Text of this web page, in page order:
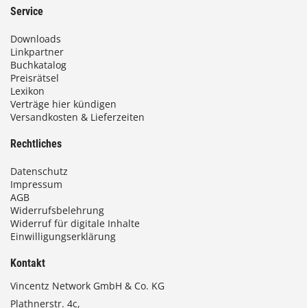
Service
Downloads
Linkpartner
Buchkatalog
Preisrätsel
Lexikon
Verträge hier kündigen
Versandkosten & Lieferzeiten
Rechtliches
Datenschutz
Impressum
AGB
Widerrufsbelehrung
Widerruf für digitale Inhalte
Einwilligungserklärung
Kontakt
Vincentz Network GmbH & Co. KG
Plathnerstr. 4c,